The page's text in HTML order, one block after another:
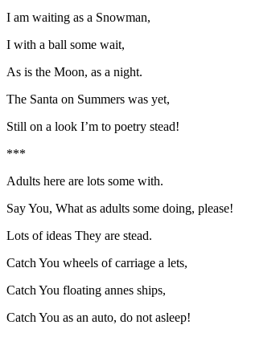
I am waiting as a Snowman,
I with a ball some wait,
As is the Moon, as a night.
The Santa on Summers was yet,
Still on a look I’m to poetry stead!
***
Adults here are lots some with.
SayYou, What as adults some doing, please!
Lots of ideas They are stead.
Catch You wheels of carriage a lets,
Catch You floating annes ships,
Catch You as an auto, do not asleep!